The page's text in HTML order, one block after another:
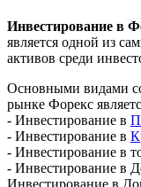
Инвестирование в
является одной из
активов среди
Основными видами
рынке Форекс
- Инвестирование в
- Инвестирование в
- Инвестирование в
- Инвестирование в
Инвестирование в